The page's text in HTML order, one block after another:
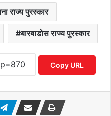
राज्य पुरस्कार
बारबाडोस राज्य पुरस्कार
Copy URL